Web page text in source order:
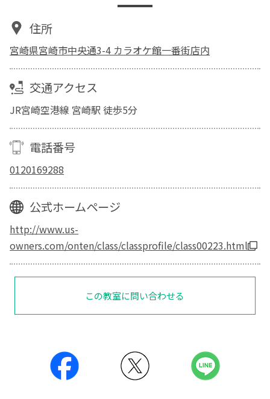
住所
宮崎県宮崎市中央通3-4 カラオケ館一番街店内
交通アクセス
JR宮崎空港線 宮崎駅 徒歩5分
電話番号
0120169288
公式ホームページ
http://www.us-
owners.com/onten/class/classprofile/class00223.html
この教室に問い合わせる